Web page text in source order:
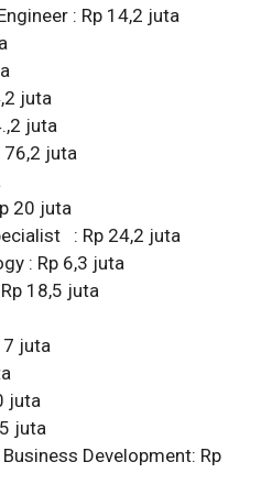
: Rp 14,2 juta
juta
juta
76,2 juta
20 juta
: Rp 24,2 juta
: Rp 6,3 juta
Rp 18,5 juta
17 juta
juta
juta
juta
Development: Rp